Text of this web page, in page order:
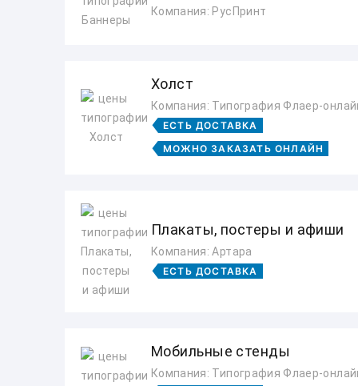
Компания: РусПринт
Холст
Компания: Типография Флаер-
ЕСТЬ ДОСТАВКА
МОЖНО ЗАКАЗАТЬ ОНЛАЙН
Плакаты, постеры и афиши
Компания: Артара
ЕСТЬ ДОСТАВКА
Мобильные стенды
Компания: Типография Флаер-